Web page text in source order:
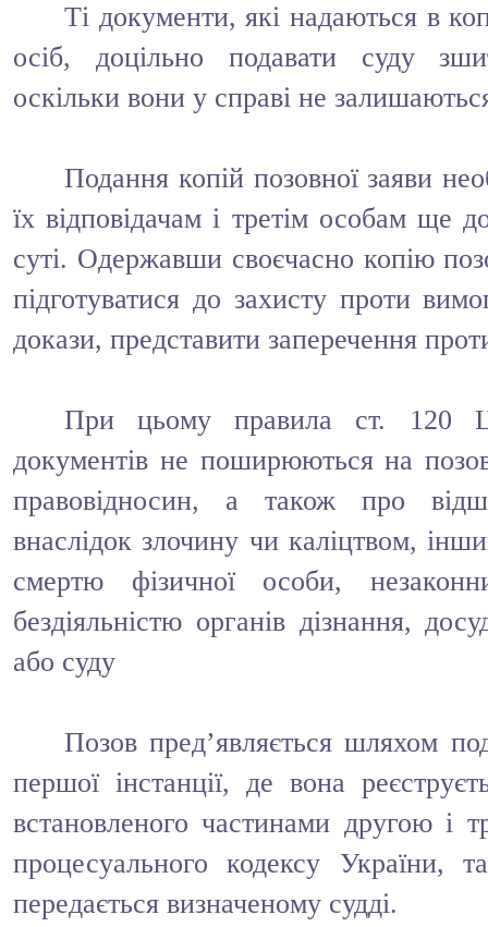
Ті документи, які надаються в
осіб, доцільно подавати суду
оскільки вони у справі не
Подання копій позовної заяви
їх відповідачам і третім особам ще
суті. Одержавши своєчасно копію
підготуватися до захисту проти
докази, представити заперечення
При цьому правила ст. 120
документів не поширюються на
правовідносин, а також про
внаслідок злочину чи каліцтвом,
смертю фізичної особи,
бездіяльністю органів дізнання,
або суду
Позов пред’являється шляхом
першої інстанції, де вона
встановленого частинами другою і
процесуального кодексу України,
передається визначеному судді.